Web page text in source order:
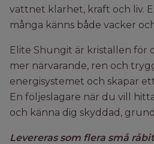
vattnet klarhet, kraft och liv.
många känns både vacker
Elite Shungit är kristallen för
mer närvarande, ren och
energisystemet och skapar
En följeslagare när du vill
och känna dig skyddad,
Levereras som flera små